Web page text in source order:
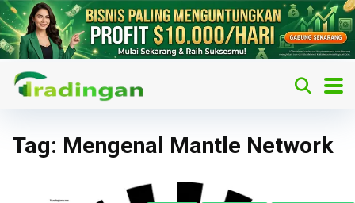
Tag: Mengenal Mantle Network